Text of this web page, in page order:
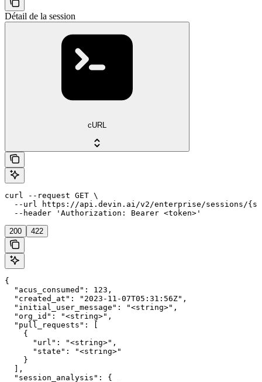
Détail de la session
cURL
curl --request GET \
--url https://api.devin.ai/v2/enterprise/sessions/
  --header 'Authorization: Bearer <token>'
200 422
{
  "acus_consumed": 123,
  "created_at": "2023-11-07T05:31:56Z",
  "initial_user_message": "<string>",
  "org_id": "<string>",
  "pull_requests": [
    {
      "url": "<string>",
      "state": "<string>"
    }
  ],
  "session_analysis": {